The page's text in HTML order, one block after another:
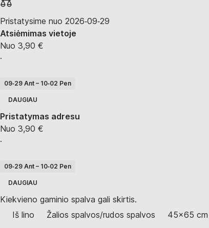
Pristatysime nuo 2026‑09‑29
Atsiėmimas vietoje
Nuo 3,90 €
·
09‑29 Ant – 10‑02 Pen
DAUGIAU
Pristatymas adresu
Nuo 3,90 €
·
09‑29 Ant – 10‑02 Pen
DAUGIAU
Kiekvieno gaminio spalva gali skirtis.
Iš lino
Žalios spalvos/rudos spalvos 45x65 cm